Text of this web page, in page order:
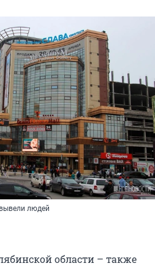
людей
области – также